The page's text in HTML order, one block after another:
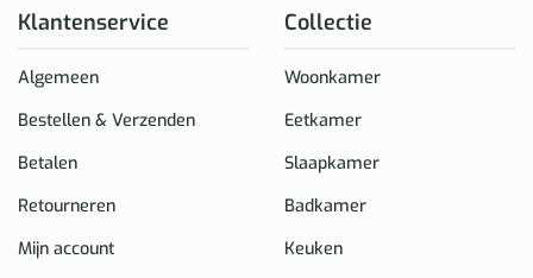
Klantenservice
Algemeen
Bestellen & Verzenden
Betalen
Retourneren
Mijn account
Collectie
Woonkamer
Eetkamer
Slaapkamer
Badkamer
Keuken